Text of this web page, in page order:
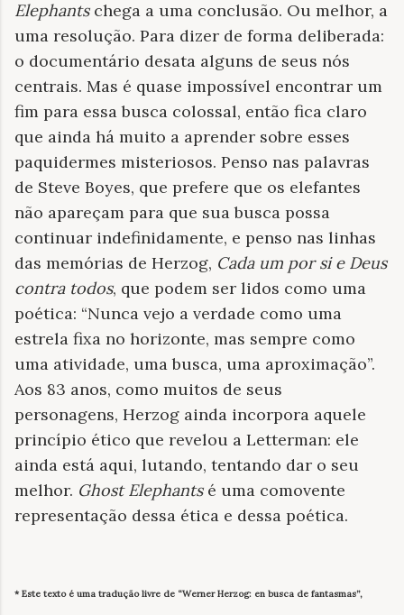
Elephants chega a uma conclusão. Ou melhor, a
uma resolução. Para dizer de forma deliberada:
o documentário desata alguns de seus nós
centrais. Mas é quase impossível encontrar um
fim para essa busca colossal, então fica claro
que ainda há muito a aprender sobre esses
paquidermes misteriosos. Penso nas palavras
de Steve Boyes, que prefere que os elefantes
não apareçam para que sua busca possa
continuar indefinidamente, e penso nas linhas
das memórias de Herzog, Cada um por si e Deus
contra todos, que podem ser lidos como uma
poética: “Nunca vejo a verdade como uma
estrela fixa no horizonte, mas sempre como
uma atividade, uma busca, uma aproximação”.
Aos 83 anos, como muitos de seus
personagens, Herzog ainda incorpora aquele
princípio ético que revelou a Letterman: ele
ainda está aqui, lutando, tentando dar o seu
melhor. Ghost Elephantsé uma comovente
representação dessa ética e dessa poética.
* Este texto é uma tradução livre de “Werner Herzog: en busca de fantasmas”,